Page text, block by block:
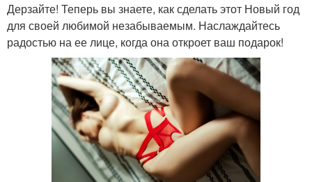
Дерзайте! Теперь вы знаете, как сделать этот Новый год
для своей любимой незабываемым. Наслаждайтесь
радостью на ее лице, когда она откроет ваш подарок!